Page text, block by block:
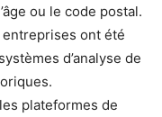
ou le code postal.
ont été
d’analyse de
plateformes de